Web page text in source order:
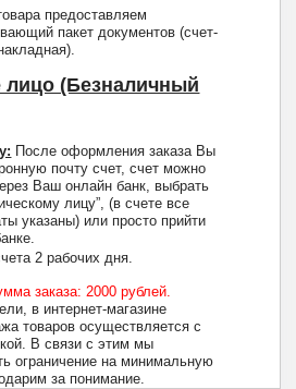
предоставляем
пакет документов (счет-
лицо (Безналичный
После оформления заказа Вы
почту счет, счет можно
Ваш онлайн банк, выбрать
лицу”, (в счете все
указаны) или просто прийти
2 рабочих дня.
заказа: 2000 рублей.
в интернет-магазине
товаров осуществляется с
В связи с этим мы
ограничение на минимальную
за понимание.
(495) 223-13-47